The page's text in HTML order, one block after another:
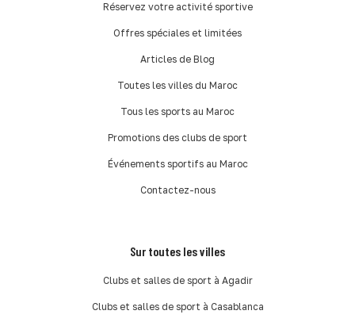
Réservez votre activité sportive
Offres spéciales et limitées
Articles de Blog
Toutes les villes du Maroc
Tous les sports au Maroc
Promotions des clubs de sport
Événements sportifs au Maroc
Contactez-nous
Sur toutes les villes
Clubs et salles de sport à Agadir
Clubs et salles de sport à Casablanca